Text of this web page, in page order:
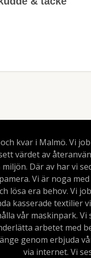
kvar i Malmö. Vi
värdet av
Där av har vi
Vi är noga
lösa era behov. Vi
kasserade textilier
vår maskinpark. Vi
arbetet med
genom erbjuda
via internet. Vi